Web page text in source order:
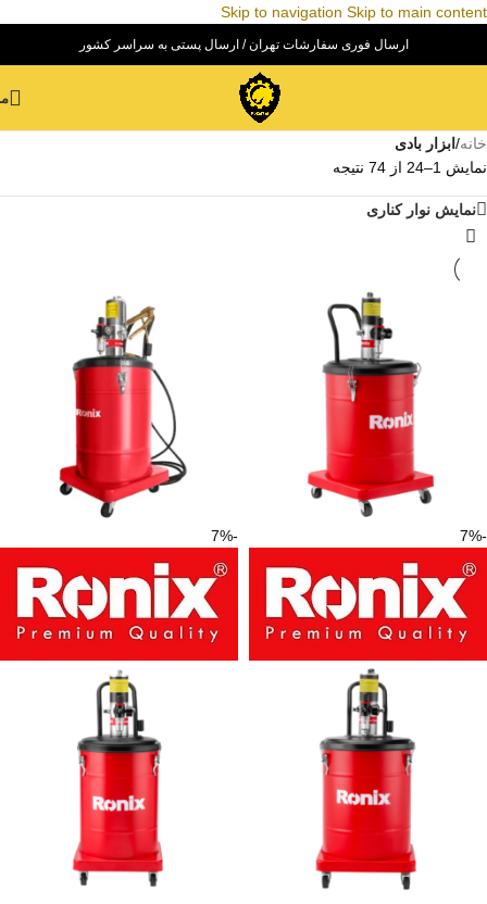
Skip to navigation Skip to main content
ارسال فوری سفارشات تهران / ارسال پستی به سراسر کشور
خانه/ ابزار بادی
نمایش 1–24 از 74 نتیجه
نمایش نوار کناری
-7%
-7%